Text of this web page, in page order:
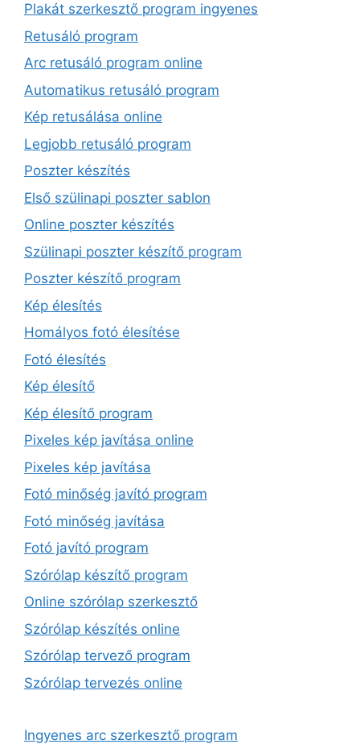
Plakát szerkesztő program ingyenes
Retusáló program
Arc retusáló program online
Automatikus retusáló program
Kép retusálása online
Legjobb retusáló program
Poszter készítés
Első szülinapi poszter sablon
Online poszter készítés
Szülinapi poszter készítő program
Poszter készítő program
Kép élesítés
Homályos fotó élesítése
Fotó élesítés
Kép élesítő
Kép élesítő program
Pixeles kép javítása online
Pixeles kép javítása
Fotó minőség javító program
Fotó minőség javítása
Fotó javító program
Szórólap készítő program
Online szórólap szerkesztő
Szórólap készítés online
Szórólap tervező program
Szórólap tervezés online
Ingyenes arc szerkesztő program